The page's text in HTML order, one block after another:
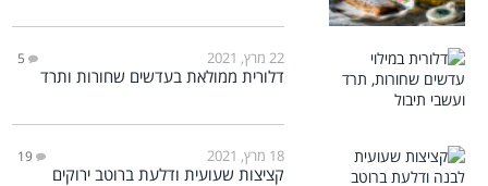
22 מרץ, 2021 5
דלורית ממולאת בעדשים שחורות ותרד
18 מרץ, 2021 19
קציצות שעועית ודלעת ברוטב ירוקים